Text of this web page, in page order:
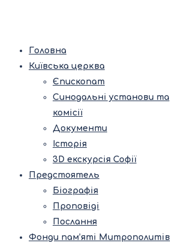
Головна
Київська церква
Єпископат
Синодальні установи та
комісії
Документи
Історія
3D екскурсія Софії
Предстоятель
Біографія
Проповіді
Послання
Фонди пам’яті Митрополитів